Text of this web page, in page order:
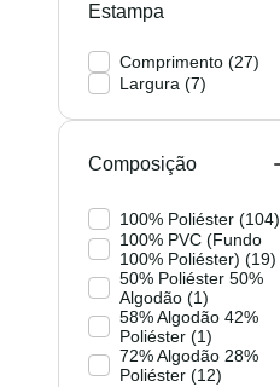
Estampa
Comprimento (27)
Largura (7)
Composição
100% Poliéster (104)
100% PVC (Fundo
100% Poliéster) (19)
50% Poliéster 50%
Algodão (1)
58% Algodão 42%
Poliéster (1)
72% Algodão 28%
Poliéster (12)